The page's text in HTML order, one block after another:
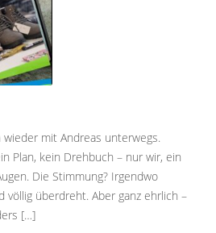
mit Andreas unterwegs.
Plan, kein Drehbuch – nur wir, ein
Die Stimmung? Irgendwo
völlig überdreht. Aber ganz ehrlich –
[…]